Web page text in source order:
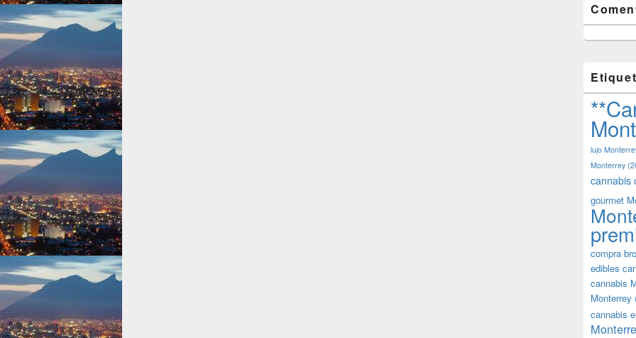
lujo
Monterrey
cannabis
gourmet
compra
edibles
cannabis
Monterrey
cannabis